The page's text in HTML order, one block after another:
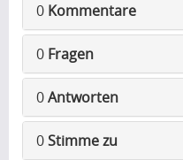
0 Kommentare
0 Fragen
0Antworten
0Stimme zu